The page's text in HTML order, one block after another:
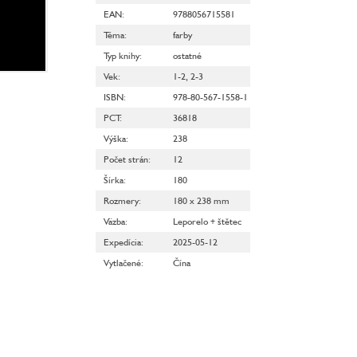
EAN:
9788056715581
Téma:
farby
Typ knihy:
ostatné
Vek: 1-2, 2-3
ISBN:
978-80-567-1558-1
PCT:
36818
Výška:
238
Počet strán:
12
Šírka:
180
Rozmery:
180 x 238 mm
Väzba:
Leporelo + štětec
Expedícia:
2025-05-12
Vytlačené: Čína